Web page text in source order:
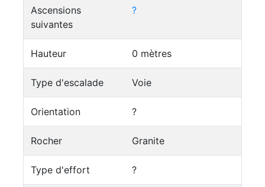
Ascensions
suivantes
?
Hauteur 0 mètres
Type d'escalade Voie
Orientation ?
Rocher Granite
Type d'effort ?